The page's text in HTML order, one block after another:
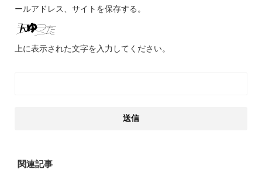
ールアドレス、サイトを保存する。
上に表示された文字を入力してください。
関連記事